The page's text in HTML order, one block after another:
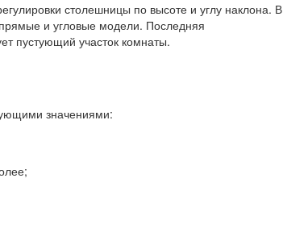
столешницы по высоте и углу наклона. В
и угловые модели. Последняя
пустующий участок комнаты.
значениями: